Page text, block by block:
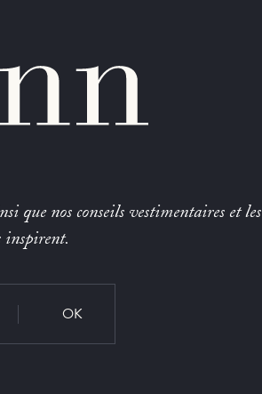
que nos conseils vestimentaires et les
inspirent.
OK